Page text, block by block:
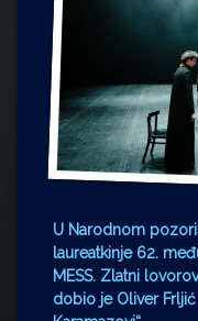
Mario Lovreković
Miroslav Šantek
U Narodnom
laureatkinje 62.
MESS. Zlatni
dobio je Oliver